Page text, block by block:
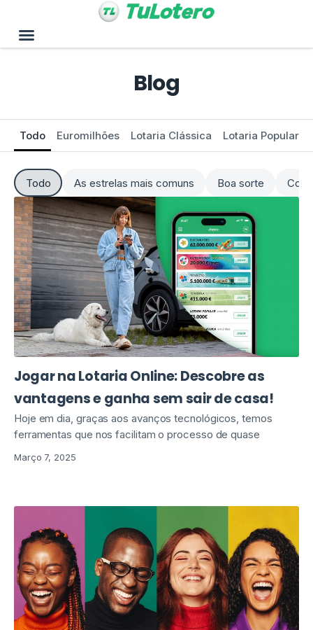
Blog
Euromilhões Lotaria Clássica Lotaria Popular
Todo
As estrelas mais comuns Boa sorte
Todo
Jogar na Lotaria Online: Descobre as
vantagens e ganha sem sair de casa!
Hoje em dia, graças aos avanços tecnológicos, temos
ferramentas que nos facilitam o processo de quase
Março 7, 2025